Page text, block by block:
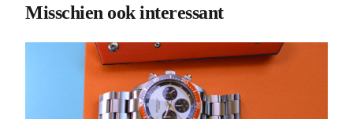
Misschien ook interessant